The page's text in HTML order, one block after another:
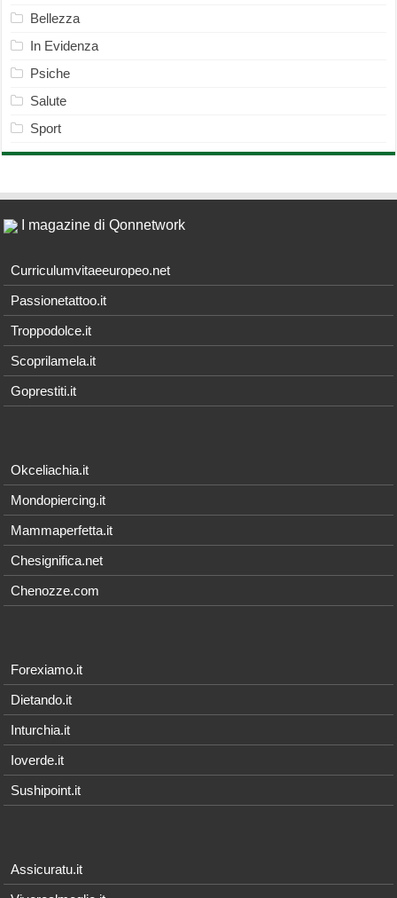
Bellezza
In Evidenza
Psiche
Salute
Sport
I magazine di Qonnetwork
Curriculumvitaeeuropeo.net
Passionetattoo.it
Troppodolce.it
Scoprilamela.it
Goprestiti.it
Okceliachia.it
Mondopiercing.it
Mammaperfetta.it
Chesignifica.net
Chenozze.com
Forexiamo.it
Dietando.it
Inturchia.it
Ioverde.it
Sushipoint.it
Assicuratu.it